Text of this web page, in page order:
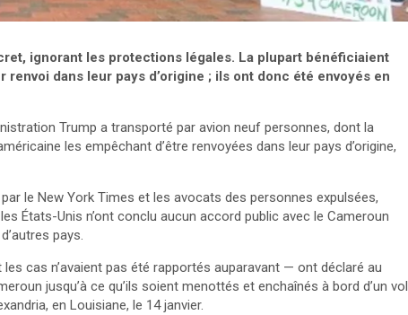
ignorant les protections légales. La plupart bénéficiaient
dans leur pays d’origine ; ils ont donc été envoyés en
Trump a transporté par avion neuf personnes, dont la
les empêchant d’être renvoyées dans leur pays d’origine,
le New York Times et les avocats des personnes expulsées,
États-Unis n’ont conclu aucun accord public avec le Cameroun
pays.
cas n’avaient pas été rapportés auparavant — ont déclaré au
jusqu’à ce qu’ils soient menottés et enchaînés à bord d’un vol
en Louisiane, le 14 janvier.